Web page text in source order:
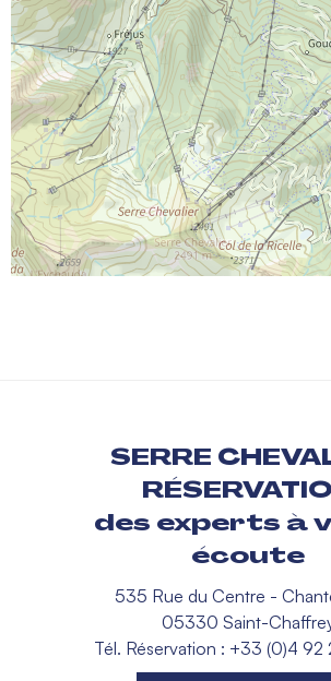
SERRE
des experts à
écoute
535 Rue du Centre -
05330 Saint-
Tél. Réservation : +33 (0)4